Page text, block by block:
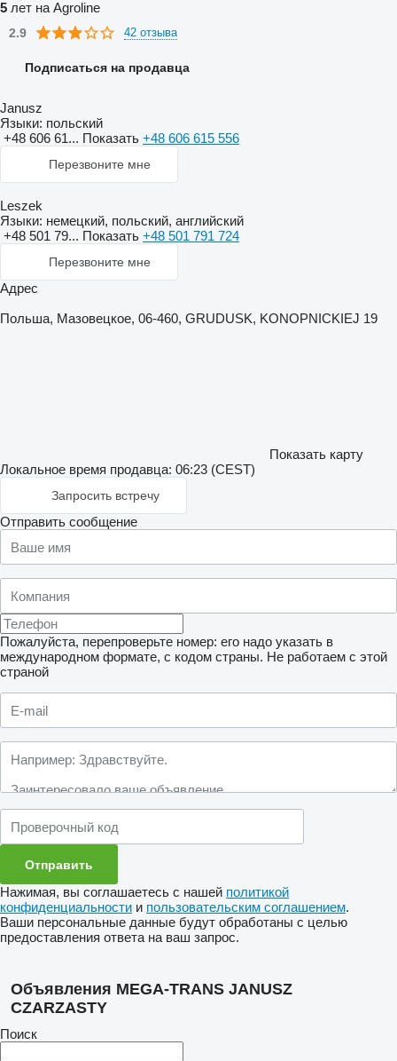
5 лет на Agroline
2.9 42 отзыва
Подписаться на продавца
Janusz
Языки: польский
+48 606 61... Показать +48 606 615 556
Перезвоните мне
Leszek
Языки: немецкий, польский, английский
+48 501 79... Показать +48 501 791 724
Перезвоните мне
Адрес
Польша, Мазовецкое, 06-460, GRUDUSK, KONOPNICKIEJ 19
Показать карту
Локальное время продавца: 06:23 (CEST)
Запросить встречу
Отправить сообщение
Пожалуйста, перепроверьте номер: его надо указать в
международном формате, с кодом страны. Не работаем с этой
страной
Нажимая, вы соглашаетесь с нашей политикой
конфиденциальности и пользовательским соглашением.
Ваши персональные данные будут обработаны с целью
предоставления ответа на ваш запрос.
Объявления MEGA-TRANS JANUSZ
CZARZASTY
Поиск